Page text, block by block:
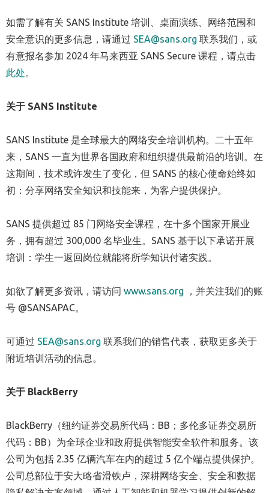
如需了解有关 SANS Institute 培训、桌面演练、网络范围和
安全意识的更多信息，请通过 SEA@sans.org 联系我们，或
有意报名参加 2024 年马来西亚 SANS Secure 课程，请点击
此处。
关于 SANS Institute
SANS Institute 是全球最大的网络安全培训机构。二十五年
来，SANS 一直为世界各国政府和组织提供最前沿的培训。在
这期间，技术或许发生了变化，但 SANS 的核心使命始终如
初：分享网络安全知识和技能来，为客户提供保护。
SANS 提供超过 85 门网络安全课程，在十多个国家开展业
务，拥有超过 300,000 名毕业生。SANS 基于以下承诺开展
培训：学生一返回岗位就能将所学知识付诸实践。
如欲了解更多资讯，请访问 www.sans.org ，并关注我们的账
号 @SANSAPAC。
可通过 SEA@sans.org 联系我们的销售代表，获取更多关于
附近培训活动的信息。
关于 BlackBerry
BlackBerry（纽约证券交易所代码：BB；多伦多证券交易所
代码：BB）为全球企业和政府提供智能安全软件和服务。该
公司为包括 2.35 亿辆汽车在内的超过 5 亿个端点提供保护。
公司总部位于安大略省滑铁卢，深耕网络安全、安全和数据